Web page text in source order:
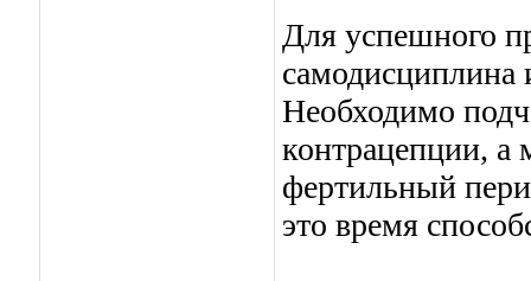
Для успешного
самодисциплина
Необходимо
контрацепции, а
фертильный
это время